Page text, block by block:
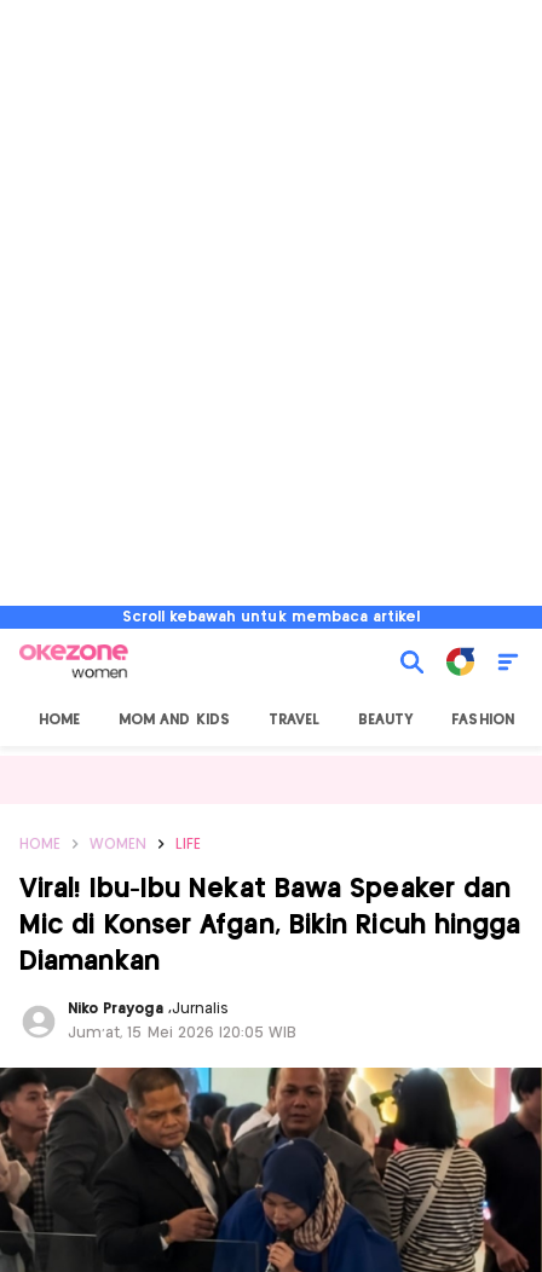
Scroll kebawah untuk membaca artikel
HOME MOM AND KIDS TRAVEL BEAUTY FASHION
HOME WOMEN LIFE
Viral! Ibu-Ibu Nekat Bawa Speaker dan
Mic di Konser Afgan, Bikin Ricuh hingga
Diamankan
Niko Prayoga ,Jurnalis
Jum'at, 15 Mei 2026 |20:05 WIB